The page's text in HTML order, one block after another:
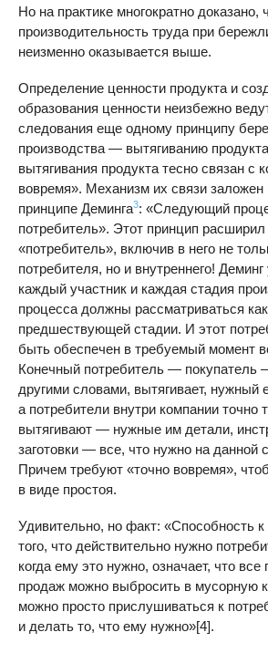
Но на практике многократно доказано,
производительность труда при
неизменно оказывается выше.
Определение ценности продукта и
образования ценности неизбежно
следования еще одному принципу
производства — вытягиванию
вытягивания продукта тесно связан с
вовремя». Механизм их связи
принципе Деминга3: «Следующий
потребитель». Этот принцип расширил
«потребитель», включив в него не
потребителя, но и внутреннего!
каждый участник и каждая стадия
процесса должны рассматриваться
предшествующей стадии. И этот
быть обеспечен в требуемый момент
Конечный потребитель — покупатель
другими словами, вытягивает, нужный
а потребители внутри компании
вытягивают — нужные им детали,
заготовки — все, что нужно на данной
Причем требуют «точно вовремя»,
в виде простоя.
Удивительно, но факт: «Способность
того, что действительно нужно
когда ему это нужно, означает, что
продаж можно выбросить в мусорную
можно просто прислушиваться к
и делать то, что ему нужно»[4].